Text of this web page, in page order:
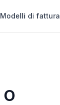
Modelli di fattura
O